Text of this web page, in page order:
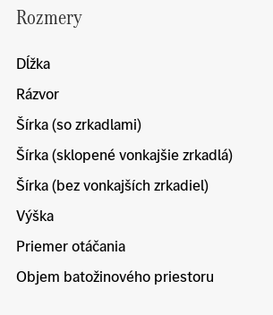
Rozmery
Dĺžka
Rázvor
Šírka (so zrkadlami)
Šírka (sklopené vonkajšie zrkadlá)
Šírka (bez vonkajších zrkadiel)
Výška
Priemer otáčania
Objem batožinového priestoru